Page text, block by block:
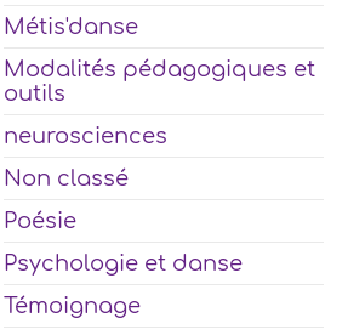
Métis'danse
Modalités pédagogiques et
outils
neurosciences
Non classé
Poésie
Psychologie et danse
Témoignage